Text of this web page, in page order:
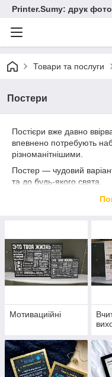
Printer.Sumy: друк фото
Товари та послуги
Постери
Постієри вже давно
впевнено потребують
різноманітнішими.
Постер — чудовий
та до будь-якого свята.
Постірі виготовляємо
під рамку (мелена папір
Можете вибрати
вказані в різних
редагування. Понад
Можем так само зробити
ескізом. Ціна
пошкодувань.
Термін виготовлення 1-2
Мотивациійні